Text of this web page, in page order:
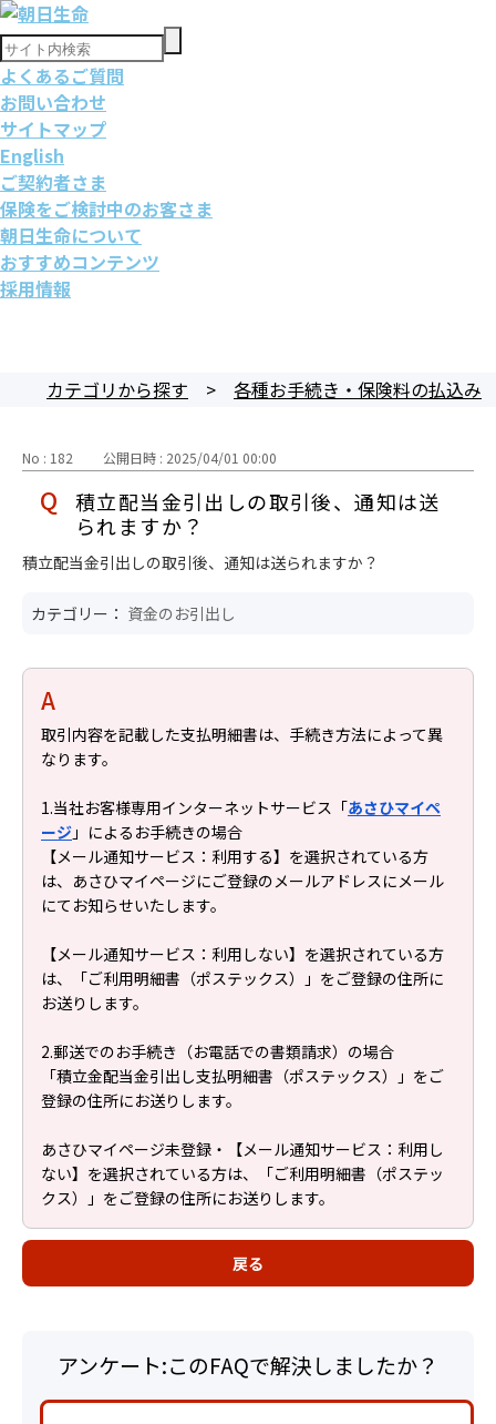
よくあるご質問
お問い合わせ
サイトマップ
English
ご契約者さま
保険をご検討中のお客さま
朝日生命について
おすすめコンテンツ
採用情報
カテゴリから探す > 各種お手続き・保険料の払込み
No : 182 公開日時 : 2025/04/01 00:00
積立配当金引出しの取引後、通知は送
られますか？
積立配当金引出しの取引後、通知は送られますか？
カテゴリー： 資金のお引出し
取引内容を記載した支払明細書は、手続き方法によって異
なります。
1.当社お客様専用インターネットサービス「あさひマイペ
ージ 」によるお手続きの場合
【メール通知サービス：利用する】を選択されている方
は、あさひマイページにご登録のメールアドレスにメール
にてお知らせいたします。
【メール通知サービス：利用しない】を選択されている方
は、「ご利用明細書（ポステックス）」をご登録の住所に
お送りします。
2.郵送でのお手続き（お電話での書類請求）の場合
「積立金配当金引出し支払明細書（ポステックス）」をご
登録の住所にお送りします。
あさひマイページ未登録・【メール通知サービス：利用し
ない】を選択されている方は、「ご利用明細書（ポステッ
クス）」をご登録の住所にお送りします。
戻る
アンケート:このFAQで解決しましたか？